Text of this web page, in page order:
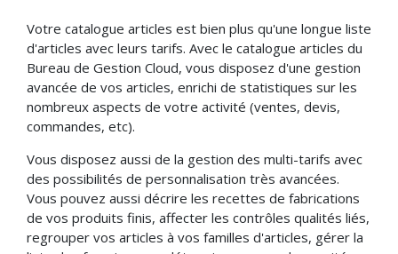
Votre catalogue articles est bien plus qu'une longue liste
d'articles avec leurs tarifs. Avec le catalogue articles du
Bureau de Gestion Cloud, vous disposez d'une gestion
avancée de vos articles, enrichi de statistiques sur les
nombreux aspects de votre activité (ventes, devis,
commandes, etc).
Vous disposez aussi de la gestion des multi-tarifs avec
des possibilités de personnalisation très avancées.
Vous pouvez aussi décrire les recettes de fabrications
de vos produits finis, affecter les contrôles qualités liés,
regrouper vos articles à vos familles d'articles, gérer la